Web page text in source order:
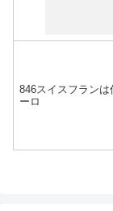
846スイスフラン
ーロ